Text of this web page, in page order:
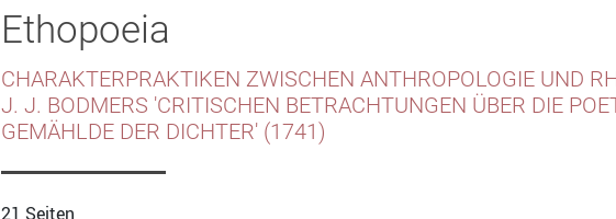
Ethopoeia
CHARAKTERPRAKTIKEN ZWISCHEN ANTHROPOLOGIE UND
J. J. BODMERS 'CRITISCHEN BETRACHTUNGEN ÜBER DIE
GEMÄHLDE DER DICHTER' (1741)
21 Seiten